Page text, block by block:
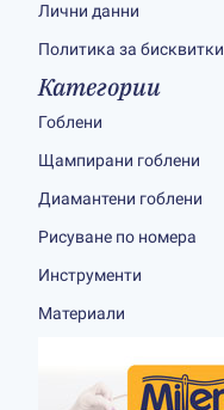
Лични данни
Политика за бисквитки
Категории
Гоблени
Щампирани гоблени
Диамантени гоблени
Рисуване по номера
Инструменти
Материали